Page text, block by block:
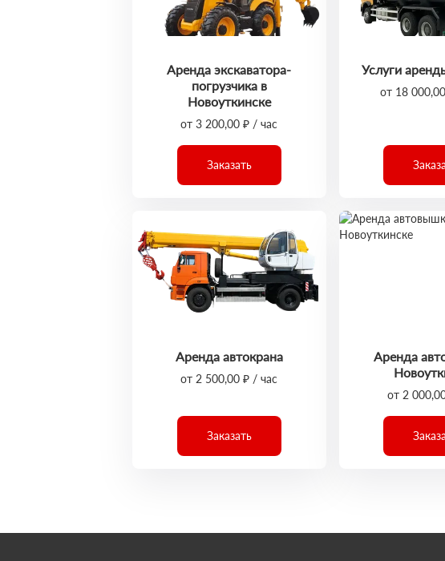
Аренда экскаватора-
погрузчика в
Новоуткинске
от 3 200,00 ₽ / час
Заказать
Услуги
от 18
Аренда автокрана
от 2 500,00 ₽ / час
Заказать
Аренда
от 2